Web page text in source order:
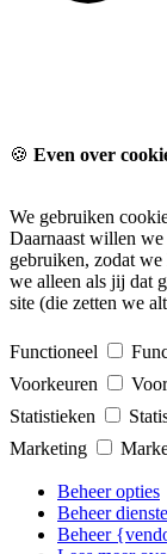
🍪 Even over
We gebruiken
Daarnaast willen we
gebruiken, zodat we
we alleen als jij dat
site (die zetten we
Functioneel
Voorkeuren
Statistieken
Marketing
Beheer opties
Beheer
Beheer